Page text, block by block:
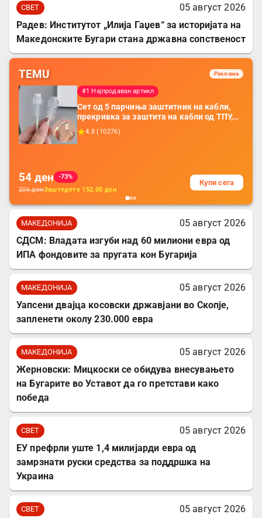
СВЕТ
05 август 2026
Радев: Институтот „Илија Гаџев“ за историјата на
Македонските Бугари стана државна сопственост
TEMU Реклама
#1 Најпродаван артикл
Сет од 5 парчиња заштитник на кабли,
прекривка за заштита на кабли од ТПУ,
додатоци за заштита на кабли, без
батерија, за мобилни телефони, комплет
4.8 (10276)
54 ден
-73%
206денЗаштедете 152.00 ден
Купи сега
МАКЕДОНИЈА
05 август 2026
СДСМ: Владата изгуби над 60 милиони евра од
ИПА фондовите за пругата кон Бугарија
МАКЕДОНИЈА
05 август 2026
Уапсени двајца косовски државјани во Скопје,
запленети околу 230.000 евра
МАКЕДОНИЈА
05 август 2026
Жерновски: Мицкоски се обидува внесувањето
на Бугарите во Уставот да го претстави како
победа
СВЕТ
05 август 2026
ЕУ префрли уште 1,4 милијарди евра од
замрзнати руски средства за поддршка на
Украина
СВЕТ
05 август 2026